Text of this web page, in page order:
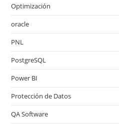
Optimización
oracle
PNL
PostgreSQL
Power BI
Protección de Datos
QA Software